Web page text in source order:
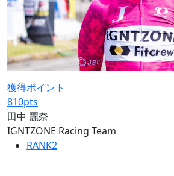
獲得ポイント
810pts
田中 麗奈
IGNTZONE Racing Team
RANK2